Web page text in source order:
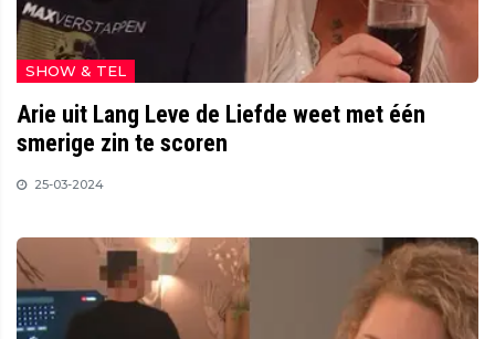
SHOW & TEL
Arie uit Lang Leve de Liefde weet met één
smerige zin te scoren
25-03-2024